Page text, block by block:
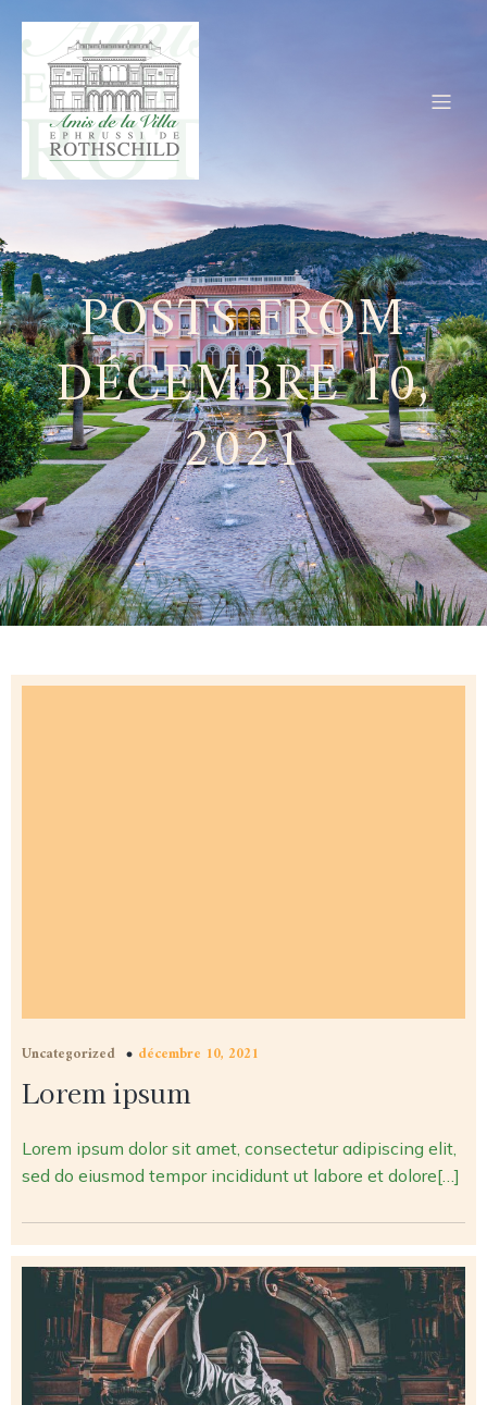
POSTS FROM
DÉCEMBRE 10,
2021
Uncategorized décembre 10, 2021
Lorem ipsum
Lorem ipsum dolor sit amet, consectetur adipiscing elit,
sed do eiusmod tempor incididunt ut labore et dolore[…]